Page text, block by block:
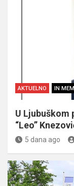
AKTUELNO IN
U Ljubuškom
“Leo”
5 dana ago